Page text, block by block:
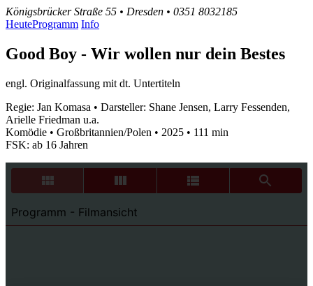
Königsbrücker Straße 55 • Dresden • 0351 8032185
HeuteProgramm Info
Good Boy - Wir wollen nur dein Bestes
engl. Originalfassung mit dt. Untertiteln
Regie: Jan Komasa • Darsteller: Shane Jensen, Larry Fessenden,
Arielle Friedman u.a.
Komödie • Großbritannien/Polen • 2025 • 111 min
FSK: ab 16 Jahren